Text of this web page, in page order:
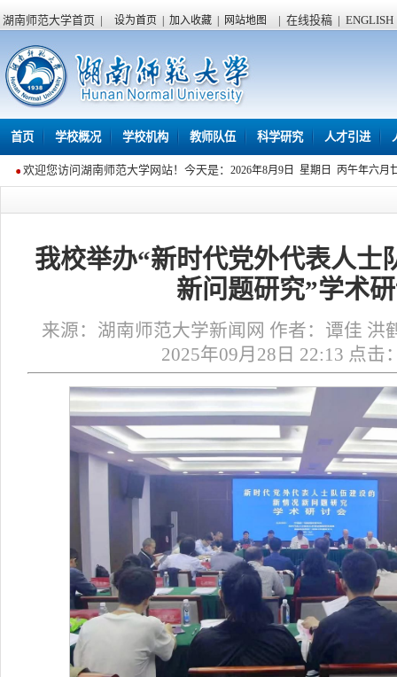
湖南师范大学首页 | 设为首页 加入收藏 网站地图 | 在线投稿 | ENGLISH
首页 学校概况 学校机构 教师队伍 科学研究 人才引进
欢迎您访问湖南师范大学网站！今天是： 2026年8月9日 星期日 丙午年六月
我校举办“新时代党外代表人士
新问题研究”学术
来源：湖南师范大学新闻网 作者：谭佳 洪
2025年09月28日 22:13 点击